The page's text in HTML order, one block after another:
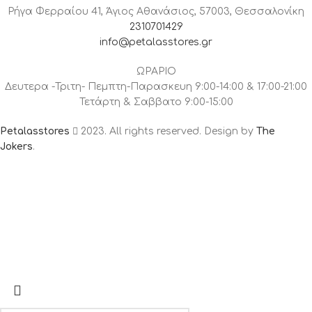
Ρήγα Φερραίου 41, Άγιος Αθανάσιος, 57003, Θεσσαλονίκη
2310701429
info@petalasstores.gr
ΩΡΑΡΙΟ
Δευτερα -Τριτη- Πεμπτη-Παρασκευη 9:00-14:00 & 17:00-21:00
Τετάρτη & Σαββατο 9:00-15:00
Petalasstores 2023. All rights reserved. Design by The
Jokers.